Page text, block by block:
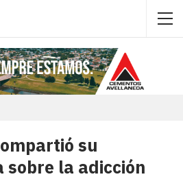
su
sobre la adicción